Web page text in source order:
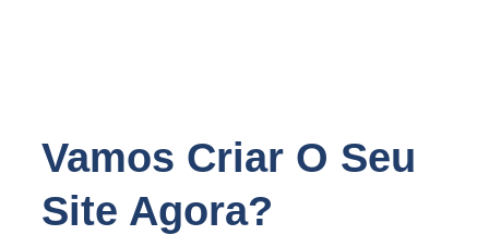
Vamos Criar O Seu
Site Agora?